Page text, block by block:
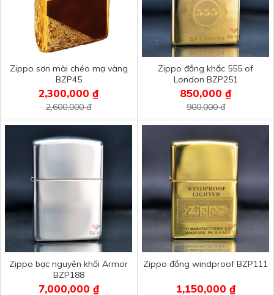
Zippo sơn mài chéo mạ vàng
BZP45
2,300,000 ₫
2,600,000 đ
Zippo đồng khắc 555 of
London BZP251
850,000 ₫
900,000 đ
Zippo bạc nguyên khối Armor
BZP188
7,000,000 ₫
Zippo đồng windproof BZP111
1,150,000 ₫